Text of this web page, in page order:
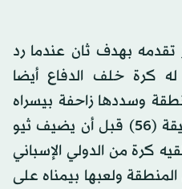
تقدمه بهدف ثان عندما رد
له كرة خلف الدفاع أيضا
وسددها زاحفة بيسراه
داخل مرمى غوزان في الدقيقة (56) قبل أن يضيف ثيو
كرة من الدولي الإسباني
ولعبها بيمناه على